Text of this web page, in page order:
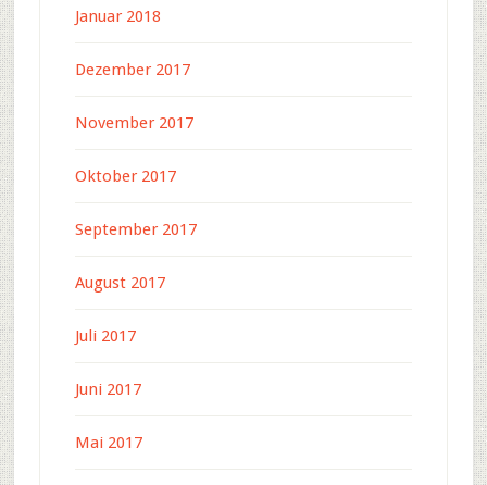
Januar 2018
Dezember 2017
November 2017
Oktober 2017
September 2017
August 2017
Juli 2017
Juni 2017
Mai 2017